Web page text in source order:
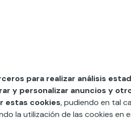
todo lo que necesites:
que necesitas
para realizar análisis
y personalizar anuncios y
estas cookies, pudiendo en tal
la utilización de las cookies en